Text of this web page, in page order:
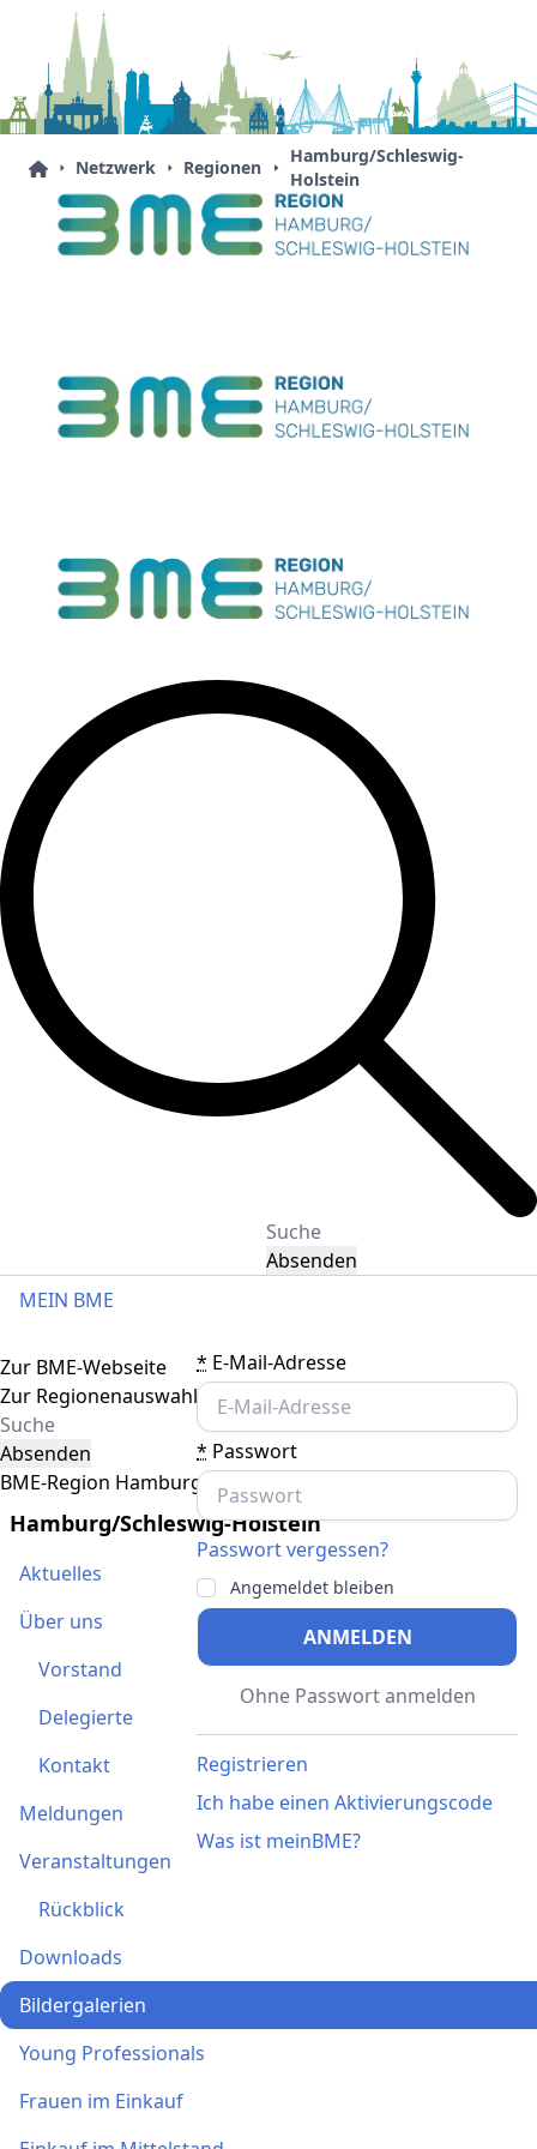
Netzwerk Regionen
Hamburg/Schleswig-
Holstein
Absenden
MEIN BME
* E-Mail-Adresse
* Passwort
Passwort vergessen?
Angemeldet bleiben
ANMELDEN
Ohne Passwort anmelden
Registrieren
Ich habe einen Aktivierungscode
Was ist meinBME?
Toggle navigation
Zur BME-Webseite
Zur Regionenauswahl
Absenden
BME-Region Hamburg/Schleswig-Holstein
Hamburg/Schleswig-Holstein
Aktuelles
Über uns
Vorstand
Delegierte
Kontakt
Meldungen
Veranstaltungen
Rückblick
Downloads
Bildergalerien
Young Professionals
Frauen im Einkauf